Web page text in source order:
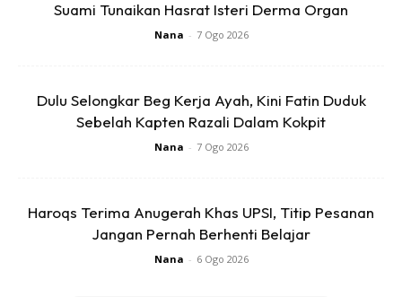
November)
Pic.twitter.com/8GGfnWOCYg
kurang sihat, namun tetap ingin menjaga suami yang
Suami Tunaikan Hasrat Isteri Derma Organ
Nana - 7 Ogo 2026
Dulu Selongkar Beg Kerja Ayah, Kini Fatin Duduk
Sebelah Kapten Razali Dalam Kokpit
Nana - 7 Ogo 2026
Haroqs Terima Anugerah Khas UPSI, Titip Pesanan
Jangan Pernah Berhenti Belajar
Nana - 6 Ogo 2026